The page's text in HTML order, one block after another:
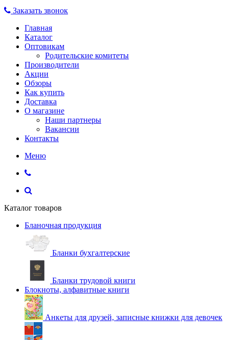
Заказать звонок
Главная
Каталог
Оптовикам
Родительские комитеты
Производители
Акции
Обзоры
Как купить
Доставка
О магазине
Наши партнеры
Вакансии
Контакты
Меню
Каталог товаров
Бланочная продукция
Бланки бухгалтерские
Бланки трудовой книги
Блокноты, алфавитные книги
Анкеты для друзей, записные книжки для девочек